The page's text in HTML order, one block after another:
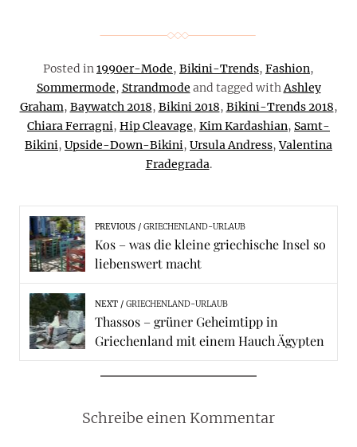
Posted in1990er-Mode, Bikini-Trends, Fashion,
Sommermode, Strandmode and tagged withAshley
Graham, Baywatch 2018, Bikini 2018, Bikini-Trends 2018,
Chiara Ferragni, Hip Cleavage, Kim Kardashian, Samt-
Bikini, Upside-Down-Bikini, Ursula Andress,Valentina
Fradegrada.
PREVIOUS GRIECHENLAND-URLAUB
Kos – was die kleine griechische Insel so
liebenswert macht
NEXT GRIECHENLAND-URLAUB
Thassos – grüner Geheimtipp in
Griechenland mit einem Hauch Ägypten
Schreibe einen Kommentar